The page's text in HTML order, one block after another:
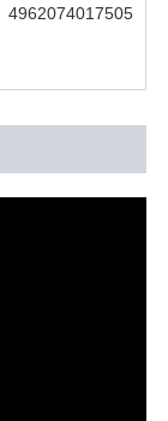
4962074017505